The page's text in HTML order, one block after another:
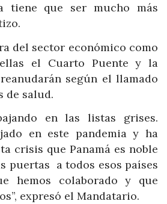
tiene que ser mucho más
del sector económico como
el Cuarto Puente y la
según el llamado
de salud.
en las listas grises.
en este pandemia y ha
crisis que Panamá es noble
puertas a todos esos países
hemos colaborado y que
expresó el Mandatario.